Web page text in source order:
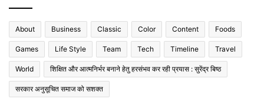
About Business Classic Color Content Foods
Games Life Style Team Tech Timeline Travel
World शिक्षित और आत्मनिर्भर बनाने हेतु हरसंभव कर रही प्रयास : सुरेंद्र बिष्ठ
सरकार अनुसूचित समाज को सशक्त